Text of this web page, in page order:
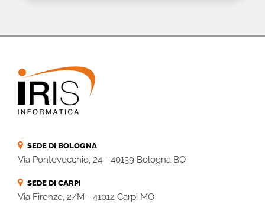
SEDE DI BOLOGNA
Via Pontevecchio, 24 - 40139 Bologna BO
SEDE DI CARPI
Via Firenze, 2/M - 41012 Carpi MO